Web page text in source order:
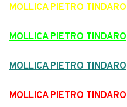
MOLLICA PIETRO TINDARO
MOLLICA PIETRO TINDARO
MOLLICA PIETRO TINDARO
MOLLICA PIETRO TINDARO